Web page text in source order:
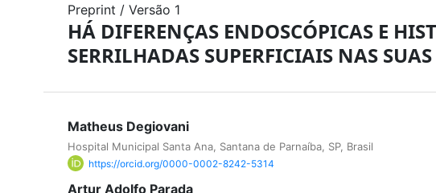
Preprint / Versão 1
HÁ DIFERENÇAS ENDOSCÓPICAS E
SERRILHADAS SUPERFICIAIS NAS
Matheus Degiovani
Hospital Municipal Santa Ana, Santana de Parnaíba, SP, Brasil
https://orcid.org/0000-0002-8242-5314
Artur Adolfo Parada